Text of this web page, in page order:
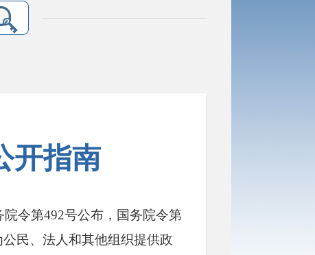
开指南
院令第492号公布，国务院令第
民、法人和其他组织提供政